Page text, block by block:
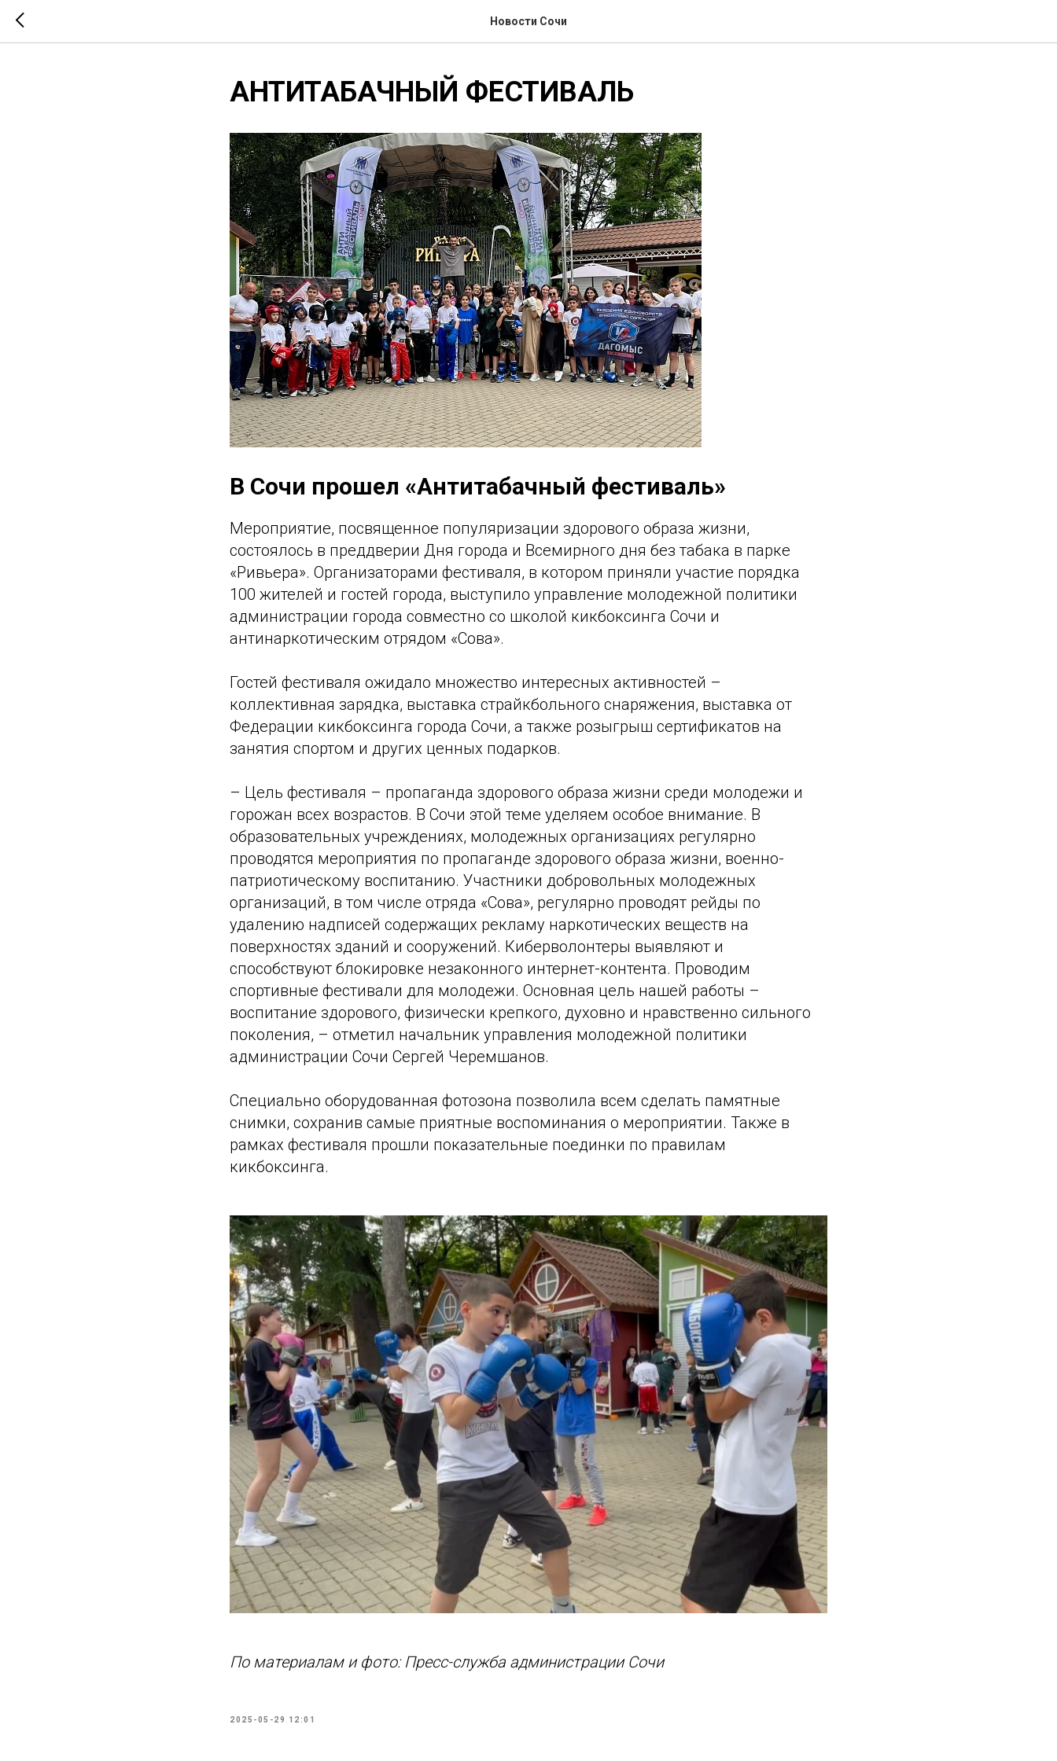
Новости Сочи
АНТИТАБАЧНЫЙ ФЕСТИВАЛЬ
В Сочи прошел «Антитабачный фестиваль»
Мероприятие, посвященное популяризации здорового образа жизни,
состоялось в преддверии Дня города и Всемирного дня без табака в парке
«Ривьера». Организаторами фестиваля, в котором приняли участие порядка
100 жителей и гостей города, выступило управление молодежной политики
администрации города совместно со школой кикбоксинга Сочи и
антинаркотическим отрядом «Сова».
Гостей фестиваля ожидало множество интересных активностей –
коллективная зарядка, выставка страйкбольного снаряжения, выставка от
Федерации кикбоксинга города Сочи, а также розыгрыш сертификатов на
занятия спортом и других ценных подарков.
– Цель фестиваля – пропаганда здорового образа жизни среди молодежи и
горожан всех возрастов. В Сочи этой теме уделяем особое внимание. В
образовательных учреждениях, молодежных организациях регулярно
проводятся мероприятия по пропаганде здорового образа жизни, военно-
патриотическому воспитанию. Участники добровольных молодежных
организаций, в том числе отряда «Сова», регулярно проводят рейды по
удалению надписей содержащих рекламу наркотических веществ на
поверхностях зданий и сооружений. Киберволонтеры выявляют и
способствуют блокировке незаконного интернет-контента. Проводим
спортивные фестивали для молодежи. Основная цель нашей работы –
воспитание здорового, физически крепкого, духовно и нравственно сильного
поколения, – отметил начальник управления молодежной политики
администрации Сочи Сергей Черемшанов.
Специально оборудованная фотозона позволила всем сделать памятные
снимки, сохранив самые приятные воспоминания о мероприятии. Также в
рамках фестиваля прошли показательные поединки по правилам
кикбоксинга.
По материалам и фото: Пресс-служба администрации Сочи
2025-05-29 12:01